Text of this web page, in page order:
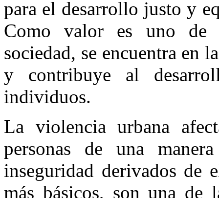
para el desarrollo justo y
Como valor es uno de
sociedad, se encuentra en
y contribuye al
individuos.
La violencia urbana
personas de una
inseguridad derivados de
más básicos, son una de